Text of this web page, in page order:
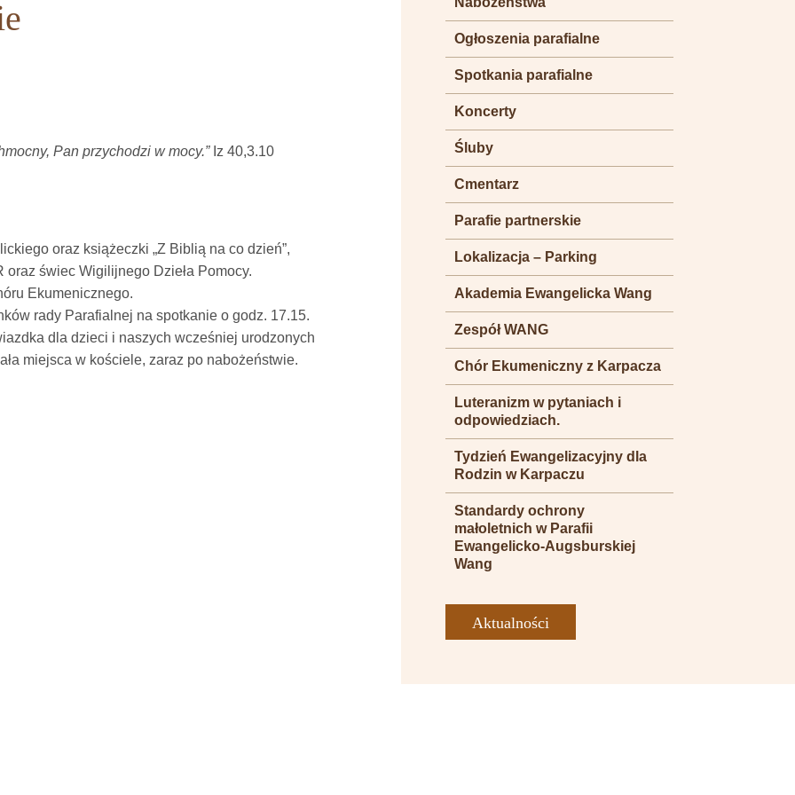
Pan przychodzi w mocy.”Iz 40,3.10
oraz książeczki „Z Biblią na co dzień”,
świec Wigilijnego Dzieła Pomocy.
Ekumenicznego.
rady Parafialnej na spotkanie o godz. 17.15.
dla dzieci i naszych wcześniej urodzonych
miejsca w kościele, zaraz po nabożeństwie.
Ogłoszenia parafialne
Spotkania parafialne
Koncerty
Śluby
Cmentarz
Parafie partnerskie
Lokalizacja – Parking
Akademia Ewangelicka Wang
Zespół WANG
Chór Ekumeniczny z Karpacza
Luteranizm w pytaniach i
odpowiedziach.
Tydzień Ewangelizacyjny dla
Rodzin w Karpaczu
Standardy ochrony
małoletnich w Parafii
Ewangelicko-Augsburskiej
Wang
Aktualności